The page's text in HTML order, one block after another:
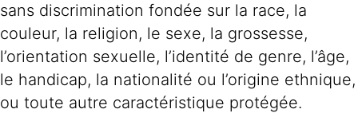
sans discrimination fondée sur la race, la
couleur, la religion, le sexe, la grossesse,
l’orientation sexuelle, l’identité de genre, l’âge,
le handicap, la nationalité ou l’origine ethnique,
ou toute autre caractéristique protégée.